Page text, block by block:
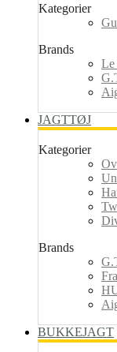
Kategorier
Brands
Le
JAGTTØJ
Kategorier
Brands
BUKKEJAGT